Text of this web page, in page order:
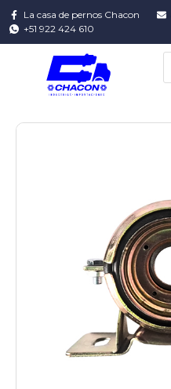
La casa de pernos Chacon
+51 922 424 610